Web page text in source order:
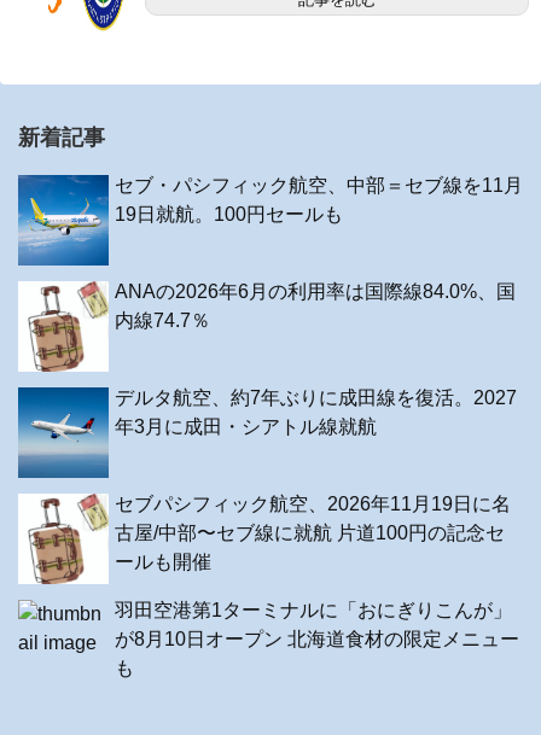
新着記事
セブ・パシフィック航空、中部＝セブ線を11月
19日就航。100円セールも
ANAの2026年6月の利用率は国際線84.0%、国
内線74.7％
デルタ航空、約7年ぶりに成田線を復活。2027
年3月に成田・シアトル線就航
セブパシフィック航空、2026年11月19日に名
古屋/中部〜セブ線に就航 片道100円の記念セ
ールも開催
羽田空港第1ターミナルに「おにぎりこんが」
が8月10日オープン 北海道食材の限定メニュー
も